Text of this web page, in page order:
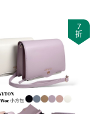
7
折